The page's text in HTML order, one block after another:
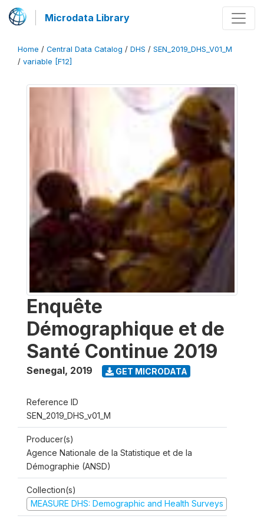
Microdata Library
Home / Central Data Catalog / DHS / SEN_2019_DHS_V01_M
/ variable [F12]
Enquête
Démographique et de
Santé Continue 2019
Senegal, 2019 GET MICRODATA
Reference ID
SEN_2019_DHS_v01_M
Producer(s)
Agence Nationale de la Statistique et de la
Démographie (ANSD)
Collection(s)
MEASURE DHS: Demographic and Health Surveys